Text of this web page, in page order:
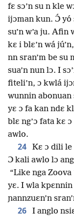
fɛ sɔ’n su n kle
ijɔman kun. Ɔ́ yó
su’n w’a ju. Afin
kɛ i blɛ’n wá
nn sran’m be
sua’n nun lɔ. I
fiteli’n, ɔ kwlá
wunnin abonuan
yɛ ɔ fa kan ndɛ
blɛ ng’ɔ fata kɛ
awlo.
24
Kɛ ɔ dili le
Ɔ kali awlo lɔ
“Like nga Zoova
yɛ. I wla
ɲannzuɛn’n
26
I anglo